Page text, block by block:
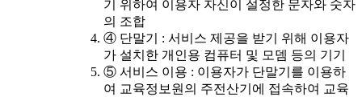
기 위하여 이용자 자신이 설정한 문자와 숫자
의 조합
④ 단말기 : 서비스 제공을 받기 위해 이용자
가 설치한 개인용 컴퓨터 및 모뎀 등의 기기
⑤ 서비스 이용 : 이용자가 단말기를 이용하
여 교육정보원의 주전산기에 접속하여 교육